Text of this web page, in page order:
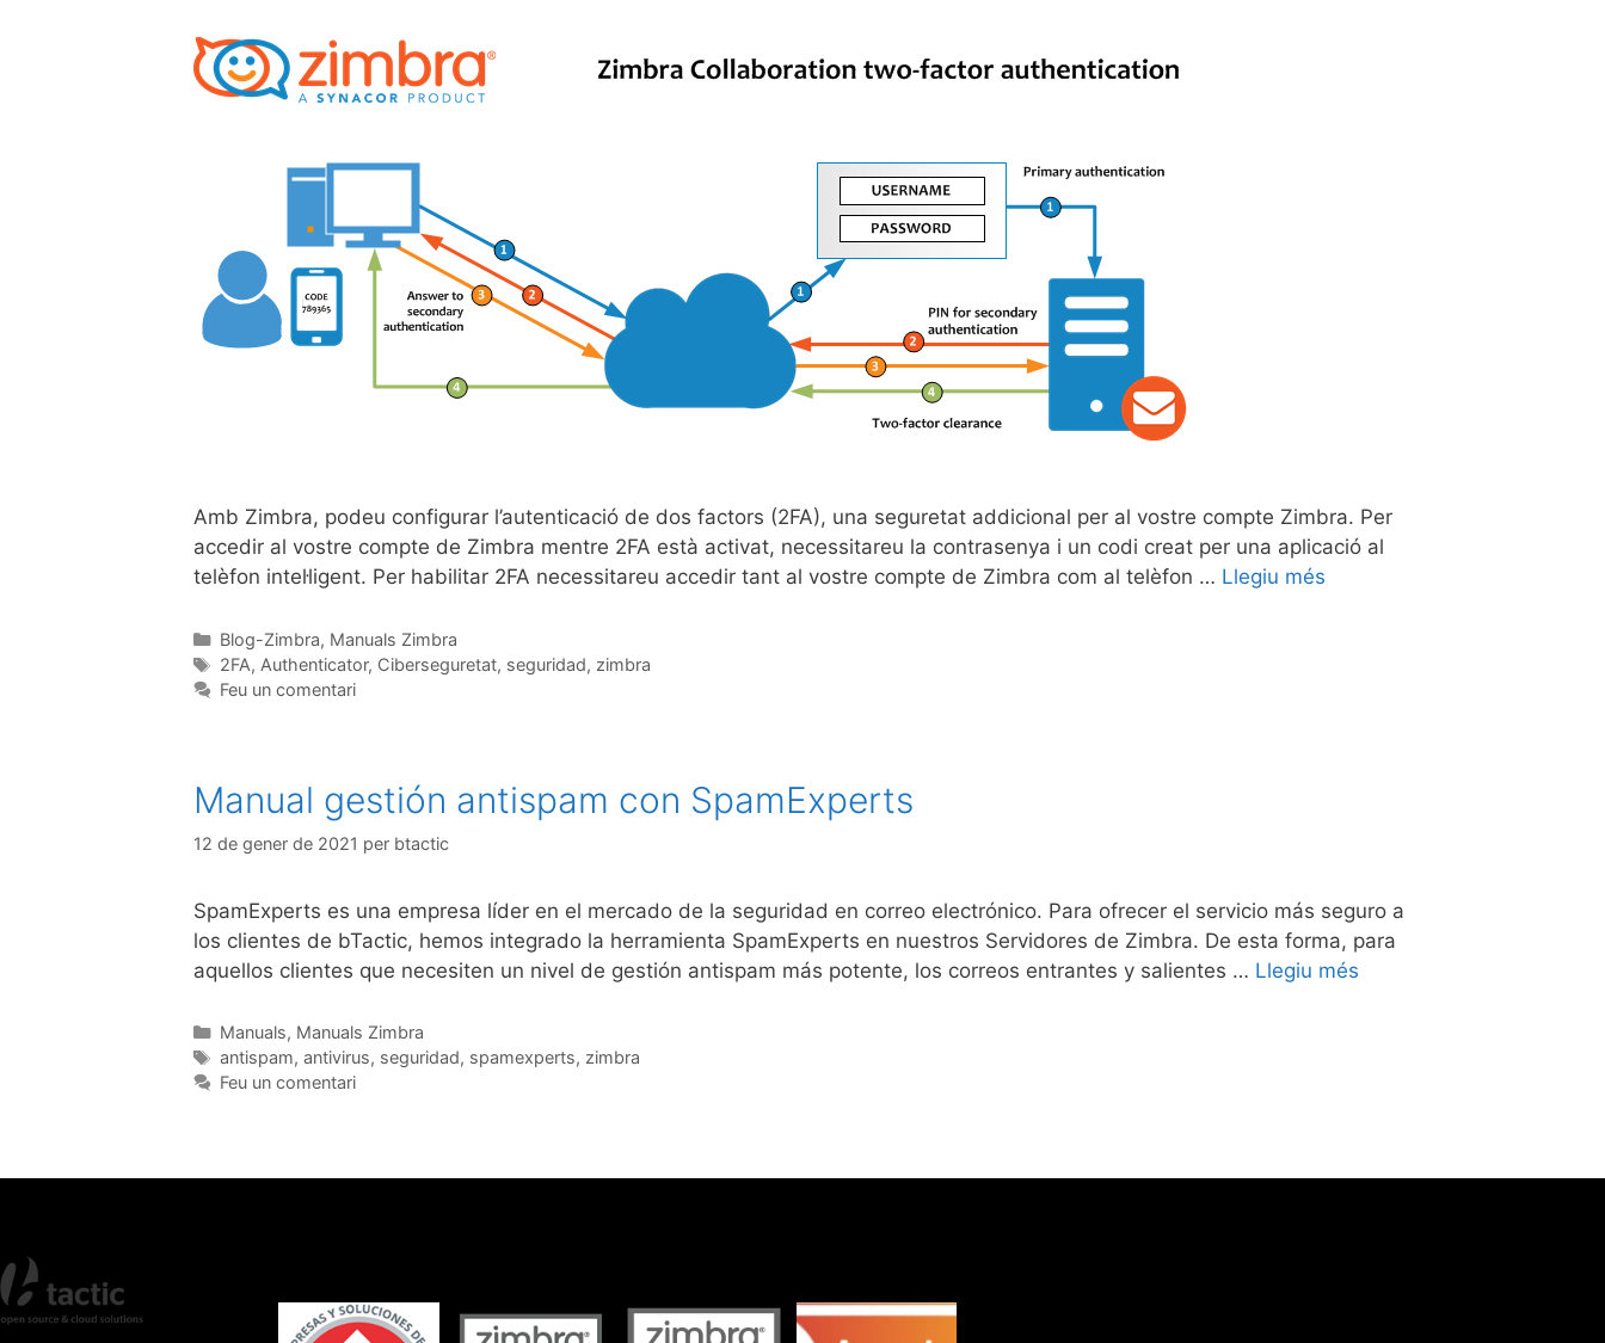
Amb Zimbra, podeu configurar l’autenticació de dos factors (2FA), una seguretat addicional per al vostre compte Zimbra. Per
accedir al vostre compte de Zimbra mentre 2FA està activat, necessitareu la contrasenya i un codi creat per una aplicació al
telèfon intel·ligent. Per habilitar 2FA necessitareu accedir tant al vostre compte de Zimbra com al telèfon … Llegiu més
Blog-Zimbra, Manuals Zimbra
2FA, Authenticator, Ciberseguretat, seguridad, zimbra
Feu un comentari
Manual gestión antispam con SpamExperts
12 de gener de 2021 per btactic
SpamExperts es una empresa líder en el mercado de la seguridad en correo electrónico. Para ofrecer el servicio más seguro a
los clientes de bTactic, hemos integrado la herramienta SpamExperts en nuestros Servidores de Zimbra. De esta forma, para
aquellos clientes que necesiten un nivel de gestión antispam más potente, los correos entrantes y salientes … Llegiu més
Manuals, Manuals Zimbra
antispam, antivirus, seguridad, spamexperts, zimbra
Feu un comentari